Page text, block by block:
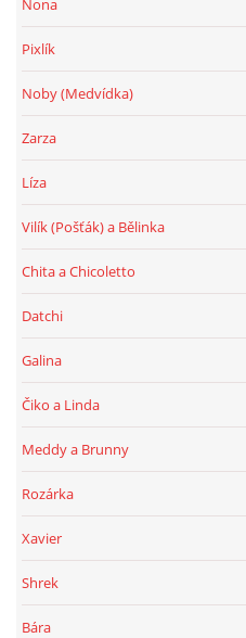
Nona
Pixlík
Noby (Medvídka)
Zarza
Líza
Vilík (Pošťák) a Bělinka
Chita a Chicoletto
Datchi
Galina
Čiko a Linda
Meddy a Brunny
Rozárka
Xavier
Shrek
Bára